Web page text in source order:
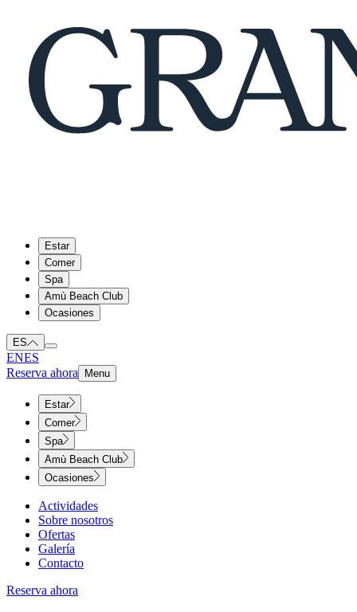
Estar
Comer
Spa
Amù Beach Club
Ocasiones
ES
ENES
Reserva ahora
Menu
Estar
Comer
Spa
Amù Beach Club
Ocasiones
Actividades
Sobre nosotros
Ofertas
Galería
Contacto
Reserva ahora